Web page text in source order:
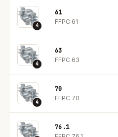
4
61
FFPC 61
4
63
FFPC 63
4
70
FFPC 70
76.1